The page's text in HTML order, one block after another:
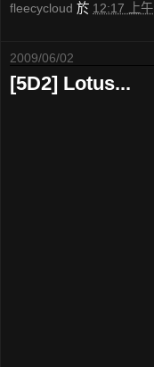
fleecycloud 於 12:17 上午
2009/06/02
[5D2] Lotus...